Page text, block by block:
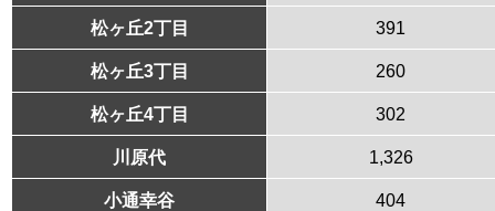
松ヶ丘2丁目 391
松ヶ丘3丁目 260
松ヶ丘4丁目 302
川原代 1,326
小通幸谷 404